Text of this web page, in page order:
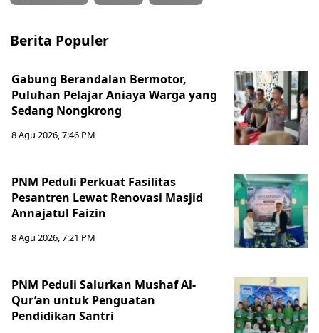
Berita Populer
Gabung Berandalan Bermotor,
Puluhan Pelajar Aniaya Warga yang
Sedang Nongkrong
8 Agu 2026, 7:46 PM
PNM Peduli Perkuat Fasilitas
Pesantren Lewat Renovasi Masjid
Annajatul Faizin
8 Agu 2026, 7:21 PM
PNM Peduli Salurkan Mushaf Al-
Qur’an untuk Penguatan
Pendidikan Santri